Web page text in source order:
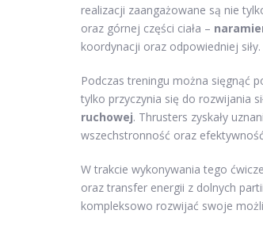
realizacji zaangażowane są nie
oraz górnej części ciała –
koordynacji oraz odpowiedniej siły.
Podczas treningu można sięgnąć
tylko przyczynia się do rozwijania
ruchowej. Thrusters zyskały
wszechstronność oraz
W trakcie wykonywania tego
oraz transfer energii z dolnych
kompleksowo rozwijać swoje